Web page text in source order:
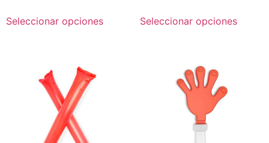
Seleccionar opciones Seleccionar opciones